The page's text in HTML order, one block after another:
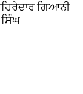
ਗਿਆਨੀ